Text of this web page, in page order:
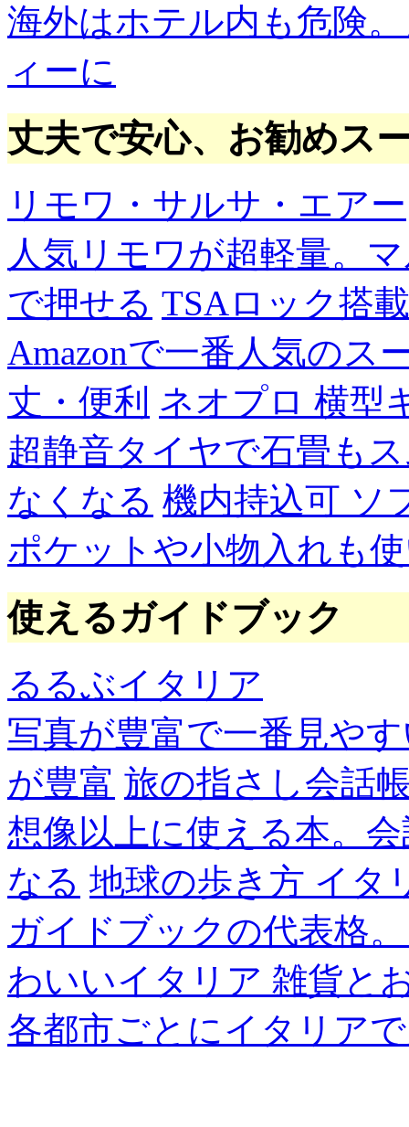
海外はホテル内も危険
ィーに
丈夫で安心、お勧めス
リモワ・サルサ・エアー
人気リモワが超軽量。
で押せる TSAロック搭
Amazonで一番人気のス
丈・便利 ネオプロ 横型
超静音タイヤで石畳も
なくなる 機内持込可 ソ
ポケットや小物入れも
使えるガイドブック
るるぶイタリア
写真が豊富で一番見や
が豊富 旅の指さし会話
想像以上に使える本。
なる 地球の歩き方 イタ
ガイドブックの代表格
わいいイタリア 雑貨と
各都市ごとにイタリア